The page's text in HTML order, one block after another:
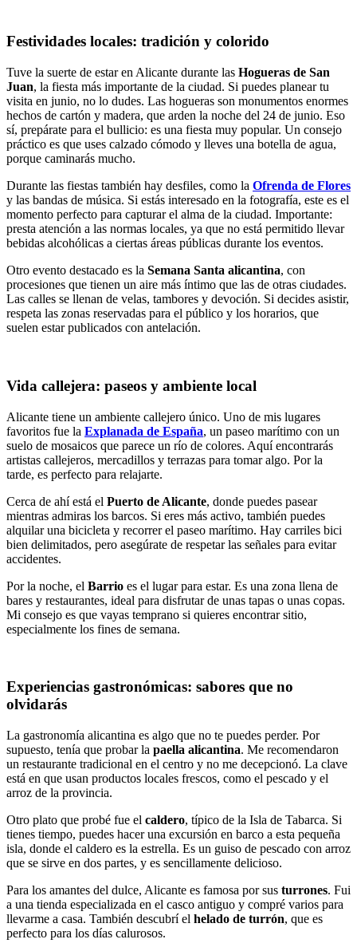
Festividades locales: tradición y colorido
Tuve la suerte de estar en Alicante durante las Hogueras de San
Juan, la fiesta más importante de la ciudad. Si puedes planear tu
visita en junio, no lo dudes. Las hogueras son monumentos enormes
hechos de cartón y madera, que arden la noche del 24 de junio. Eso
sí, prepárate para el bullicio: es una fiesta muy popular. Un consejo
práctico es que uses calzado cómodo y lleves una botella de agua,
porque caminarás mucho.
Durante las fiestas también hay desfiles, como la Ofrenda de Flores
y las bandas de música. Si estás interesado en la fotografía, este es el
momento perfecto para capturar el alma de la ciudad. Importante:
presta atención a las normas locales, ya que no está permitido llevar
bebidas alcohólicas a ciertas áreas públicas durante los eventos.
Otro evento destacado es la Semana Santa alicantina, con
procesiones que tienen un aire más íntimo que las de otras ciudades.
Las calles se llenan de velas, tambores y devoción. Si decides asistir,
respeta las zonas reservadas para el público y los horarios, que
suelen estar publicados con antelación.
Vida callejera: paseos y ambiente local
Alicante tiene un ambiente callejero único. Uno de mis lugares
favoritos fue la Explanada de España, un paseo marítimo con un
suelo de mosaicos que parece un río de colores. Aquí encontrarás
artistas callejeros, mercadillos y terrazas para tomar algo. Por la
tarde, es perfecto para relajarte.
Cerca de ahí está el Puerto de Alicante, donde puedes pasear
mientras admiras los barcos. Si eres más activo, también puedes
alquilar una bicicleta y recorrer el paseo marítimo. Hay carriles bici
bien delimitados, pero asegúrate de respetar las señales para evitar
accidentes.
Por la noche, el Barrio es el lugar para estar. Es una zona llena de
bares y restaurantes, ideal para disfrutar de unas tapas o unas copas.
Mi consejo es que vayas temprano si quieres encontrar sitio,
especialmente los fines de semana.
Experiencias gastronómicas: sabores que no
olvidarás
La gastronomía alicantina es algo que no te puedes perder. Por
supuesto, tenía que probar la paella alicantina. Me recomendaron
un restaurante tradicional en el centro y no me decepcionó. La clave
está en que usan productos locales frescos, como el pescado y el
arroz de la provincia.
Otro plato que probé fue el caldero, típico de la Isla de Tabarca. Si
tienes tiempo, puedes hacer una excursión en barco a esta pequeña
isla, donde el caldero es la estrella. Es un guiso de pescado con arroz
que se sirve en dos partes, y es sencillamente delicioso.
Para los amantes del dulce, Alicante es famosa por sus turrones. Fui
a una tienda especializada en el casco antiguo y compré varios para
llevarme a casa. También descubrí el helado de turrón, que es
perfecto para los días calurosos.